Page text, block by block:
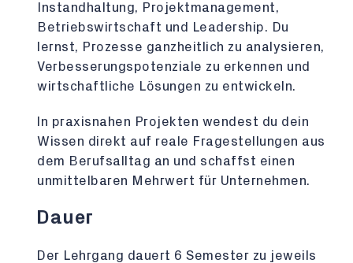
Instandhaltung, Projektmanagement,
Betriebswirtschaft und Leadership. Du
lernst, Prozesse ganzheitlich zu analysieren,
Verbesserungspotenziale zu erkennen und
wirtschaftliche Lösungen zu entwickeln.
In praxisnahen Projekten wendest du dein
Wissen direkt auf reale Fragestellungen aus
dem Berufsalltag an und schaffst einen
unmittelbaren Mehrwert für Unternehmen.
Dauer
Der Lehrgang dauert 6 Semester zu jeweils